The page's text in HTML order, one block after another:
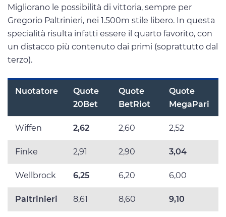
Migliorano le possibilità di vittoria, sempre per
Gregorio Paltrinieri, nei 1.500m stile libero. In questa
specialità risulta infatti essere il quarto favorito, con
un distacco più contenuto dai primi (soprattutto dal
terzo).
Nuotatore
Quote
20Bet
Quote
BetRiot
Quote
MegaPari
Wiffen 2,62 2,60 2,52
Finke 2,91 2,90 3,04
Wellbrock 6,25 6,20 6,00
Paltrinieri 8,61 8,60 9,10